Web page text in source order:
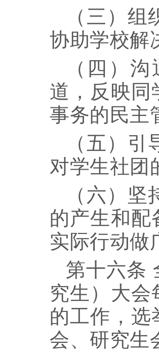
（三） 组
协助学校解
（四） 沟
道，反映同
事务的民主
（五）
对学生社团
（六）
的产生和配
实际行动做
第十六条
究生）大
的工作，选
会、研究生